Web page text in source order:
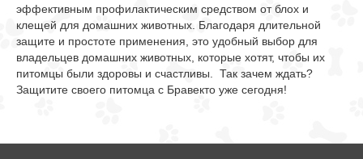
эффективным профилактическим средством от блох и
клещей для домашних животных. Благодаря длительной
защите и простоте применения, это удобный выбор для
владельцев домашних животных, которые хотят, чтобы их
питомцы были здоровы и счастливы. Так зачем ждать?
Защитите своего питомца с Бравекто уже сегодня!